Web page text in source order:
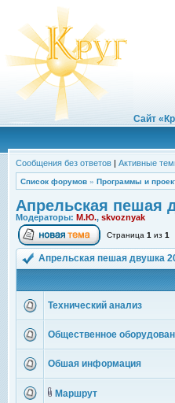
Сайт
Сообщения без ответов | Активные
Список форумов » Программы и
Апрельская пешая
Модераторы: М.Ю., skvoznyak
Страница 1 из 1
Апрельская пешая двушка
Технический анализ
Общественное
Обшая информация
Маршрут